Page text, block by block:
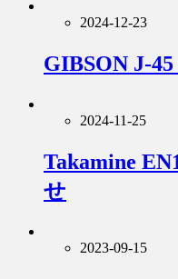
2024-12-23
GIBSON J-
2024-11-25
Takamine
せ
2023-09-15